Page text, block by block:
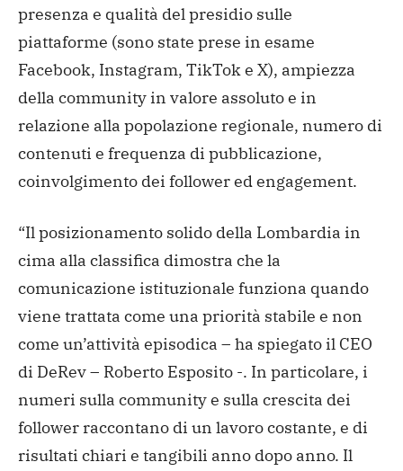
presenza e qualità del presidio sulle
piattaforme (sono state prese in esame
Facebook, Instagram, TikTok e X), ampiezza
della community in valore assoluto e in
relazione alla popolazione regionale, numero di
contenuti e frequenza di pubblicazione,
coinvolgimento dei follower ed engagement.
“Il posizionamento solido della Lombardia in
cima alla classifica dimostra che la
comunicazione istituzionale funziona quando
viene trattata come una priorità stabile e non
come un’attività episodica – ha spiegato il CEO
di DeRev – Roberto Esposito -. In particolare, i
numeri sulla community e sulla crescita dei
follower raccontano di un lavoro costante, e di
risultati chiari e tangibili anno dopo anno. Il